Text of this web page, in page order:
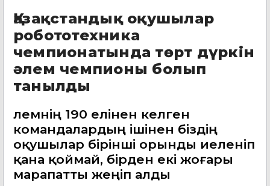
Қазақстандық оқушылар
робототехника
чемпионатында төрт дүркін
әлем чемпионы болып
танылды
Әлемнің 190 елінен келген
командалардың ішінен біздің
оқушылар бірінші орынды иеленіп
қана қоймай, бірден екі жоғары
марапатты жеңіп алды